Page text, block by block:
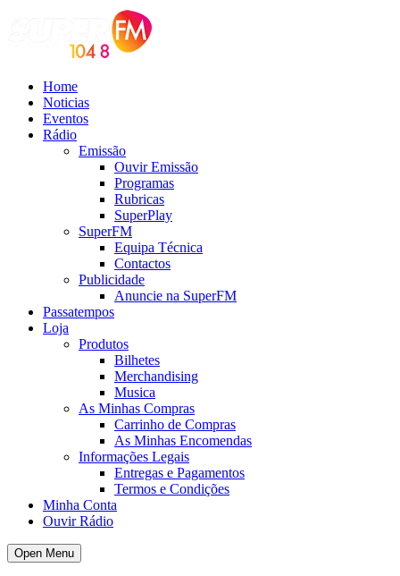
Home
Noticias
Eventos
Rádio
Emissão
Ouvir Emissão
Programas
Rubricas
SuperPlay
SuperFM
Equipa Técnica
Contactos
Publicidade
Anuncie na SuperFM
Passatempos
Loja
Produtos
Bilhetes
Merchandising
Musica
As Minhas Compras
Carrinho de Compras
As Minhas Encomendas
Informações Legais
Entregas e Pagamentos
Termos e Condições
Minha Conta
Ouvir Rádio
Open Menu